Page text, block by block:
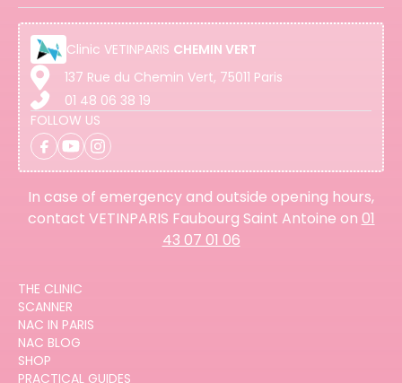
Clinic VETINPARIS CHEMIN VERT
137 Rue du Chemin Vert, 75011 Paris
01 48 06 38 19
FOLLOW US
In case of emergency and outside opening hours,
contact VETINPARIS Faubourg Saint Antoine on 01
43 07 01 06
THE CLINIC
SCANNER
NAC IN PARIS
NAC BLOG
SHOP
PRACTICAL GUIDES